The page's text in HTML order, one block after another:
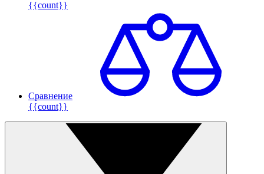
{{count}}
Сравнение
{{count}}